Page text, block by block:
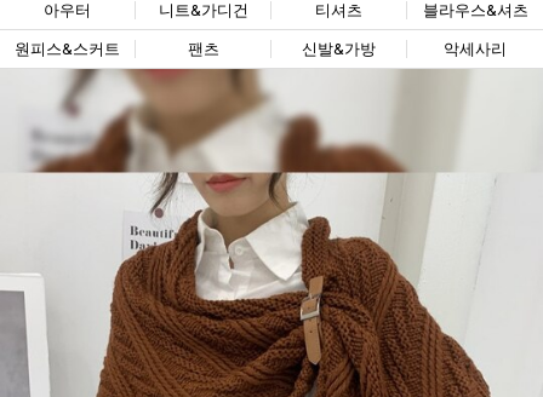
아우터 니트&가디건 티셔츠 블라우스&셔츠
원피스&스커트 팬츠 신발&가방 악세사리